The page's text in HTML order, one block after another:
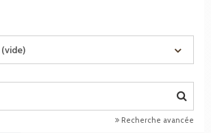
(vide)
Recherche avancée